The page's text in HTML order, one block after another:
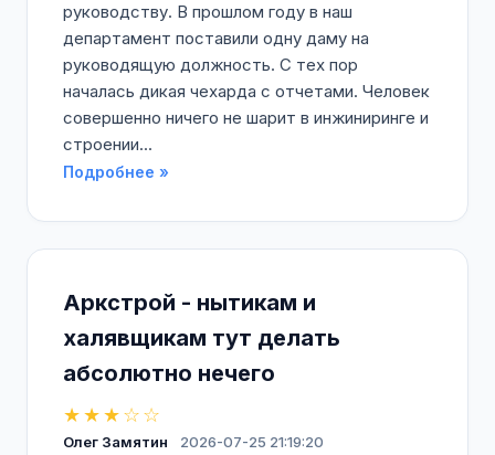
руководству. В прошлом году в наш
департамент поставили одну даму на
руководящую должность. С тех пор
началась дикая чехарда с отчетами. Человек
совершенно ничего не шарит в инжиниринге и
строении...
Подробнее »
Аркстрой - нытикам и
халявщикам тут делать
абсолютно нечего
★★★☆☆
Олег Замятин
2026-07-25 21:19:20